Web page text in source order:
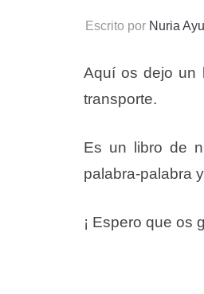
Escrito por Nuria
Aquí os dejo un
transporte.
Es un libro de
palabra-palabra
¡ Espero que os